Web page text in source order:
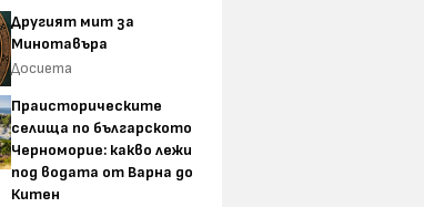
Другият мит за
Минотавъра
Досиета
Праисторическите
селища по българското
Черноморие: какво лежи
под водата от Варна до
Китен